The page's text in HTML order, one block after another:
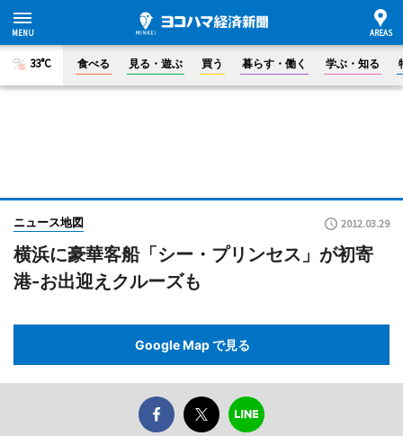
33°C 食べる 見る・遊ぶ 買う 暮らす・働く 学ぶ・知る
ニュース地図 2012.03.29
横浜に豪華客船「シー・プリンセス」が初寄
港-お出迎えクルーズも
Google Map で見る